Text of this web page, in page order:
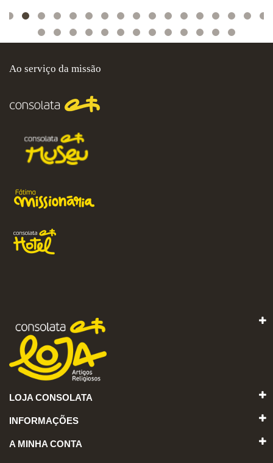
Ao serviço da missão
LOJA CONSOLATA
INFORMAÇÕES
A MINHA CONTA